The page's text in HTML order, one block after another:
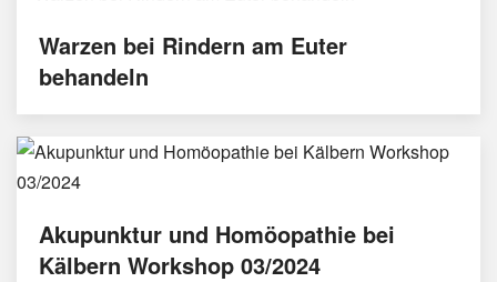
Warzen bei Rindern am Euter
behandeln
Akupunktur und Homöopathie bei
Kälbern Workshop 03/2024